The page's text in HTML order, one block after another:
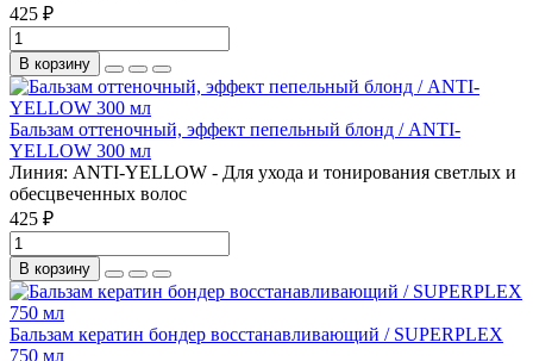
425 ₽
В корзину
Бальзам оттеночный, эффект пепельный блонд / ANTI-
YELLOW 300 мл
Линия: ANTI-YELLOW - Для ухода и тонирования светлых и
обесцвеченных волос
425 ₽
В корзину
Бальзам кератин бондер восстанавливающий / SUPERPLEX
750 мл